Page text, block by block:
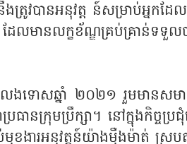
រូវបានអនុវត្ត ន៍សម្រាប់អ្នកដែល
ដែលមានលក្ខខ័ណ្ឌគ្រប់គ្រាន់ទទួល
លែងទោសឆ្នាំ ២០២១ រួមមានសម
នក្រុមប្រឹក្សា។ នៅក្នុងកិច្ចប្រជុំ
ខងារអនុវត្តន៍យ៉ាងម៉ឺងម៉ាត់ ស្រប